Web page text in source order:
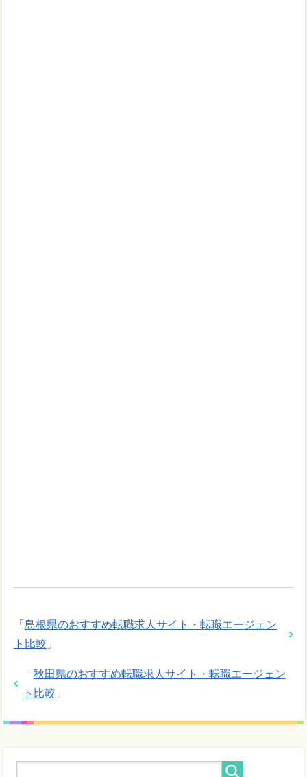
「 島根県のおすすめ転職求人サイト・転職エージェン
ト比較 」
「 秋田県のおすすめ転職求人サイト・転職エージェン
ト比較 」